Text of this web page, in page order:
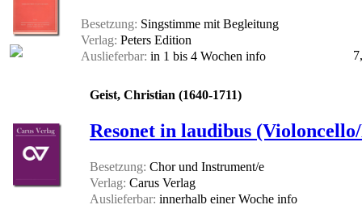
Besetzung: Singstimme mit Begleitung
Verlag: Peters Edition
Auslieferbar: in 1 bis 4 Wochen info
Geist, Christian (1640-1711)
Resonet in laudibus
Besetzung: Chor und Instrument/e
Verlag: Carus Verlag
Auslieferbar: innerhalb einer Woche info